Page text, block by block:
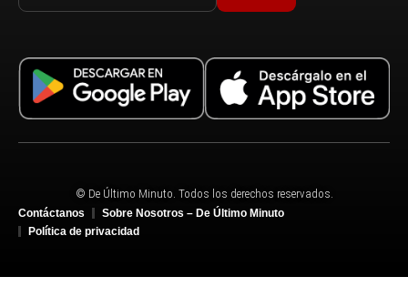
© De Último Minuto. Todos los derechos reservados.
Contáctanos
Sobre Nosotros – De Último Minuto
Política de privacidad